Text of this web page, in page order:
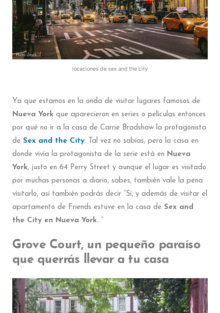
locaciones de sex and the city
Ya que estamos en la onda de visitar lugares famosos de
Nueva York que aparecieron en series o películas entonces
por qué no ir a la casa de Carrie Bradshaw la protagonista
de Sex and the City. Tal vez no sabías, pero la casa en
donde vivía la protagonista de la serie está en Nueva
York, justo en 64 Perry Street y aunque el lugar es visitado
por muchas personas a diario, sabes, también vale la pena
visitarlo, así también podrás decir “Sí, y además de visitar el
apartamento de Friends estuve en la casa de Sex and
the City en Nueva York…”
Grove Court, un pequeño paraíso
que querrás llevar a tu casa